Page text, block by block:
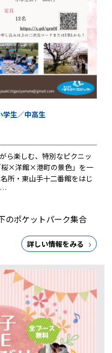
学生／中高生
ら楽しむ、特別なピクニッ
桜×洋館×港町の景色」を一
所・東山手十二番館をはじ
…
のポケットパーク集合
詳しい情報をみる